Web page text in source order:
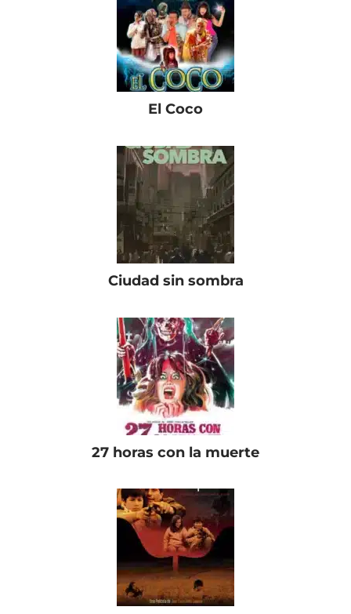
El Coco
Ciudad sin sombra
27 horas con la muerte